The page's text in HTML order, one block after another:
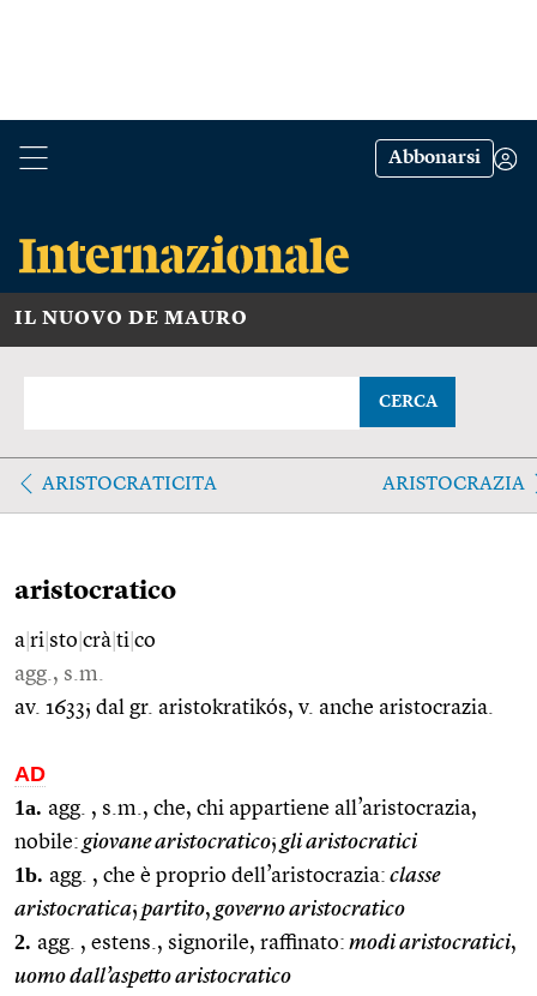
Abbonarsi
IL NUOVO DE MAURO
CERCA
ARISTOCRATICITA ARISTOCRAZIA
aristocratico
a ri sto crà ti co
agg., s.m.
av. 1633; dal gr. aristokratikós, v. anche aristocrazia.
AD
1a. agg. , s.m., che, chi appartiene all’aristocrazia,
nobile: giovane aristocratico; gli aristocratici
1b. agg. , che è proprio dell’aristocrazia: classe
aristocratica; partito, governo aristocratico
2. agg. , estens., signorile, raffinato: modi aristocratici,
uomo dall’aspetto aristocratico